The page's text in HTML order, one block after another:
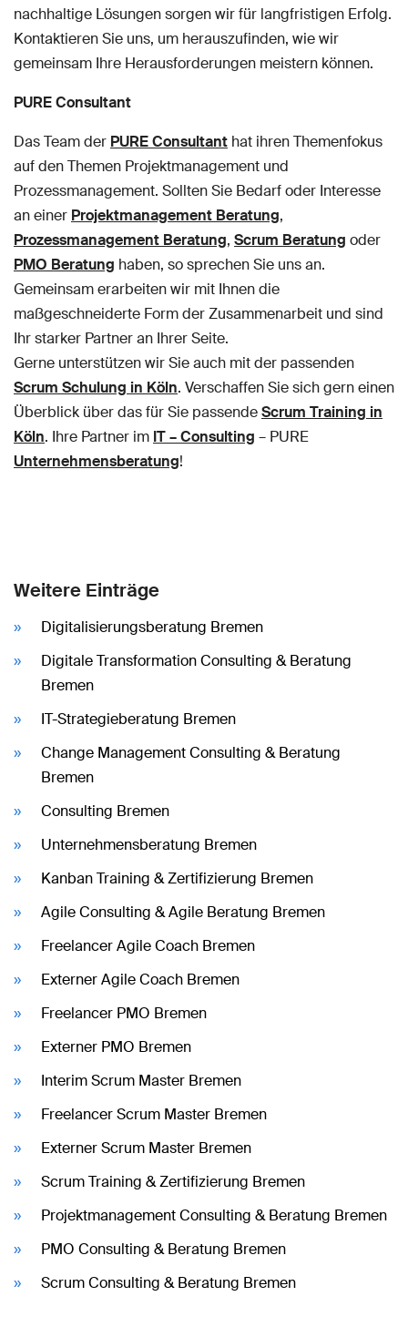
nachhaltige Lösungen sorgen wir für langfristigen Erfolg.
Kontaktieren Sie uns, um herauszufinden, wie wir
gemeinsam Ihre Herausforderungen meistern können.
PURE Consultant
Das Team der PURE Consultant hat ihren Themenfokus
auf den Themen Projektmanagement und
Prozessmanagement. Sollten Sie Bedarf oder Interesse
an einer Projektmanagement Beratung,
Prozessmanagement Beratung, Scrum Beratung oder
PMO Beratung haben, so sprechen Sie uns an.
Gemeinsam erarbeiten wir mit Ihnen die
maßgeschneiderte Form der Zusammenarbeit und sind
Ihr starker Partner an Ihrer Seite.
Gerne unterstützen wir Sie auch mit der passenden
Scrum Schulung in Köln. Verschaffen Sie sich gern einen
Überblick über das für Sie passendeScrum Training in
Köln. Ihre Partner im IT – Consulting – PURE
Unternehmensberatung!
Weitere Einträge
Digitalisierungsberatung Bremen
Digitale Transformation Consulting & Beratung
Bremen
IT-Strategieberatung Bremen
Change Management Consulting & Beratung
Bremen
Consulting Bremen
Unternehmensberatung Bremen
Kanban Training & Zertifizierung Bremen
Agile Consulting & Agile Beratung Bremen
Freelancer Agile Coach Bremen
Externer Agile Coach Bremen
Freelancer PMO Bremen
Externer PMO Bremen
Interim Scrum Master Bremen
Freelancer Scrum Master Bremen
Externer Scrum Master Bremen
Scrum Training & Zertifizierung Bremen
Projektmanagement Consulting & Beratung Bremen
PMO Consulting & Beratung Bremen
Scrum Consulting & Beratung Bremen